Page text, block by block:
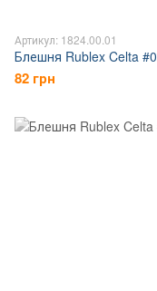
Артикул: 1824.00.01
Блешня Rublex Celta #0
82 грн